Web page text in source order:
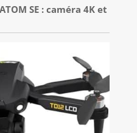
SE : caméra 4K et